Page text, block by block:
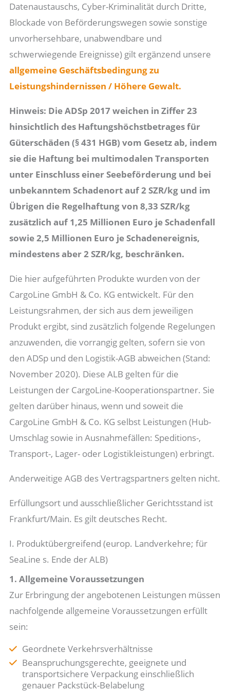
Datenaustauschs, Cyber-Kriminalität durch Dritte,
Blockade von Beförderungswegen sowie sonstige
unvorhersehbare, unabwendbare und
schwerwiegende Ereignisse) gilt ergänzend unsere
allgemeine Geschäftsbedingung zu
Leistungshindernissen / Höhere Gewalt.
Hinweis: Die ADSp 2017 weichen in Ziffer 23
hinsichtlich des Haftungshöchstbetrages für
Güterschäden (§ 431 HGB) vom Gesetz ab, indem
sie die Haftung bei multimodalen Transporten
unter Einschluss einer Seebeförderung und bei
unbekanntem Schadenort auf 2 SZR/kg und im
Übrigen die Regelhaftung von 8,33 SZR/kg
zusätzlich auf 1,25 Millionen Euro je Schadenfall
sowie 2,5 Millionen Euro je Schadenereignis,
mindestens aber 2 SZR/kg, beschränken.
Die hier aufgeführten Produkte wurden von der
CargoLine GmbH & Co. KG entwickelt. Für den
Leistungsrahmen, der sich aus dem jeweiligen
Produkt ergibt, sind zusätzlich folgende Regelungen
anzuwenden, die vorrangig gelten, sofern sie von
den ADSp und den Logistik-AGB abweichen (Stand:
November 2020). Diese ALB gelten für die
Leistungen der CargoLine-Kooperationspartner. Sie
gelten darüber hinaus, wenn und soweit die
CargoLine GmbH & Co. KG selbst Leistungen (Hub-
Umschlag sowie in Ausnahmefällen: Speditions-,
Transport-, Lager- oder Logistikleistungen) erbringt.
Anderweitige AGB des Vertragspartners gelten nicht.
Erfüllungsort und ausschließlicher Gerichtsstand ist
Frankfurt/Main. Es gilt deutsches Recht.
I. Produktübergreifend (europ. Landverkehre; für
SeaLine s. Ende der ALB)
1. Allgemeine Voraussetzungen
Zur Erbringung der angebotenen Leistungen müssen
nachfolgende allgemeine Voraussetzungen erfüllt
sein:
Geordnete Verkehrsverhältnisse
Beanspruchungsgerechte, geeignete und
transportsichere Verpackung einschließlich
genauer Packstück-Belabelung